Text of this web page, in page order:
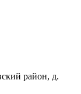
район, д.